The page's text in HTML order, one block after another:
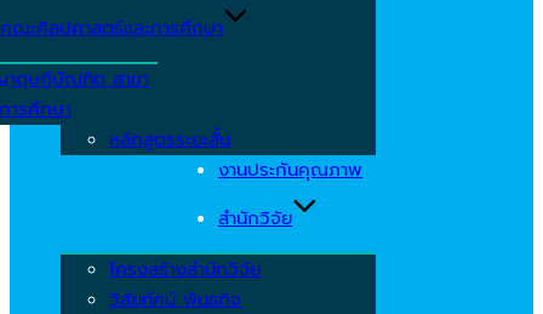
คณะศิลปศาสตร์และการศึกษา
ดุษฎีบัณฑิต สาขา
ารศึกษา
หลักสูตรระยะสั้น
งานประกันคุณภาพ
สำนักวิจัย
โครงสร้างสำนักวิจัย
วิสัยทัศน์ พันธกิจ